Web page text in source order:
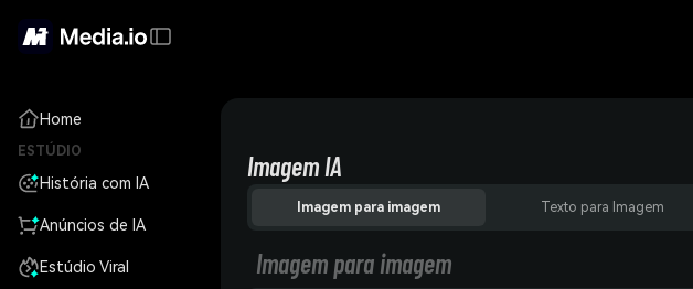
Home
ESTÚDIO
História com IA
Anúncios de IA
Estúdio Viral
Imagem IA
Imagem para imagem Texto para Imagem
Imagem para imagem